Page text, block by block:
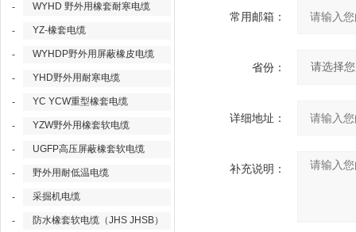
-
WYHD 野外用橡套耐寒电缆
- YZ-橡套电缆
- WYHDP野外用屏蔽橡皮电缆
- YHD野外用耐寒电缆
- YC YCW重型橡套电缆
- YZW野外用橡套软电缆
- UGFP高压屏蔽橡套软电缆
- 野外用耐低温电缆
- 采掘机电缆
- 防水橡套软电缆（JHS JHSB）
常用邮箱：
省份：
详细地址：
补充说明：